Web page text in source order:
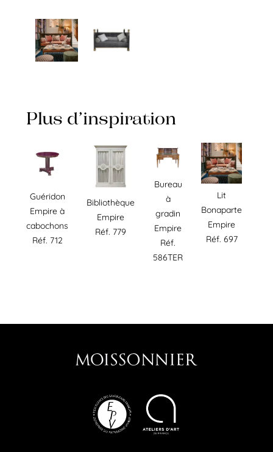
Plus d’inspiration
Guéridon
Empire à
cabochons
Réf. 712
Bibliothèque
Empire
Réf. 779
Bureau
à
gradin
Empire
Réf.
586TER
Lit
Bonaparte
Empire
Réf. 697